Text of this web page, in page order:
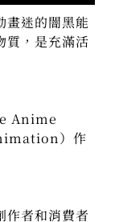
畫迷的闇黑能
質，是充滿活
Anime
）作
作者和消費者